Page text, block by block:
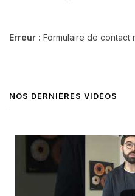
Erreur : Formulaire de contact
NOS DERNIÈRES VIDÉOS